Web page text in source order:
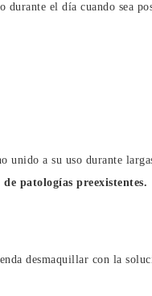
durante el día cuando sea
unido a su uso durante
patologías preexistentes.
desmaquillar con la